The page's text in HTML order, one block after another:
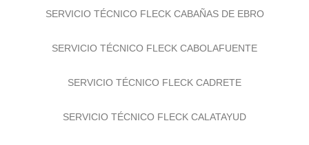
SERVICIO TÉCNICO FLECK CABAÑAS DE EBRO
SERVICIO TÉCNICO FLECK CABOLAFUENTE
SERVICIO TÉCNICO FLECK CADRETE
SERVICIO TÉCNICO FLECK CALATAYUD